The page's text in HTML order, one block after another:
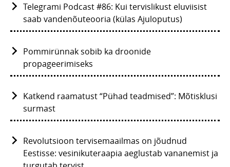
Telegrami Podcast #86: Kui tervislikust eluviisist
saab vandenõuteooria (külas Ajuloputus)
Pommirünnak sobib ka droonide
propageerimiseks
Katkend raamatust “Pühad teadmised”: Mõtisklusi
surmast
Revolutsioon tervisemaailmas on jõudnud
Eestisse: vesinikuteraapia aeglustab vananemist ja